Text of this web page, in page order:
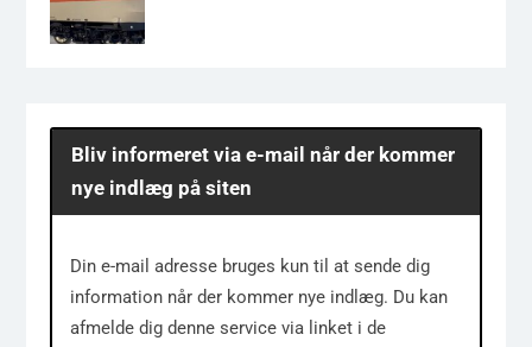
Bliv informeret via e-mail når der kommer
nye indlæg på siten
Din e-mail adresse bruges kun til at sende dig
information når der kommer nye indlæg. Du kan
afmelde dig denne service via linket i de